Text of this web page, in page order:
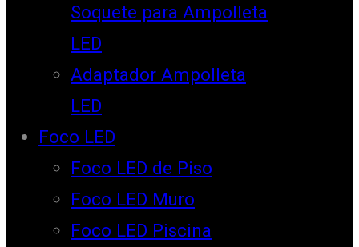
Soquete para Ampolleta
LED
Adaptador Ampolleta
LED
Foco LED
Foco LED de Piso
Foco LED Muro
Foco LED Piscina